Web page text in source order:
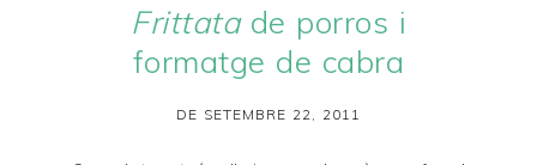
Frittatade porros i
formatge de cabra
DE SETEMBRE 22, 2011